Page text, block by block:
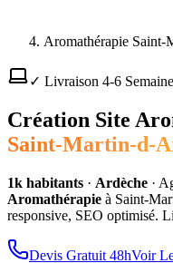
Aromathérapie Saint-
✓ Livraison 4-6
Création Site
Saint-Martin-d-
1k habitants · Ardèche ·
Aromathérapie à Saint-
responsive, SEO optimisé.
Devis Gratuit 48hVoir